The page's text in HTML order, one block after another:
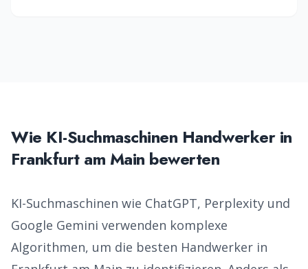
Wie KI-Suchmaschinen Handwerkerin
Frankfurt am Main bewerten
KI-Suchmaschinen wie ChatGPT, Perplexity und
Google Gemini verwenden komplexe
Algorithmen, um die besten Handwerker in